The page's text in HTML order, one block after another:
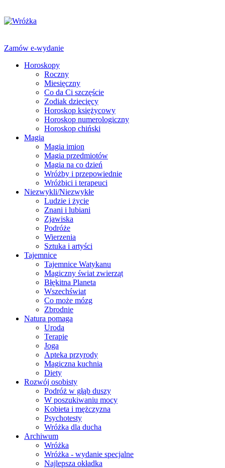
Zamów e-wydanie
Horoskopy
Roczny
Miesięczny
Co da Ci szczęście
Zodiak dziecięcy
Horoskop księżycowy
Horoskop numerologiczny
Horoskop chiński
Magia
Magia imion
Magia przedmiotów
Magia na co dzień
Wróżby i przepowiednie
Wróżbici i terapeuci
Niezwykli/Niezwykłe
Ludzie i życie
Znani i lubiani
Zjawiska
Podróże
Wierzenia
Sztuka i artyści
Tajemnice
Tajemnice Watykanu
Magiczny świat zwierząt
Błękitna Planeta
Wszechświat
Co może mózg
Zbrodnie
Natura pomaga
Uroda
Terapie
Joga
Apteka przyrody
Magiczna kuchnia
Diety
Rozwój osobisty
Podróż w głąb duszy
W poszukiwaniu mocy
Kobieta i mężczyzna
Psychotesty
Wróżka dla ducha
Archiwum
Wróżka
Wróżka - wydanie specjalne
Najlepsza okładka